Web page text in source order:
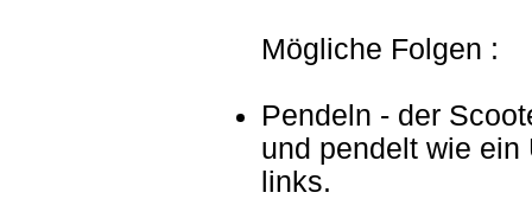
Mögliche Folgen :
Pendeln - der
und pendelt wie
links.